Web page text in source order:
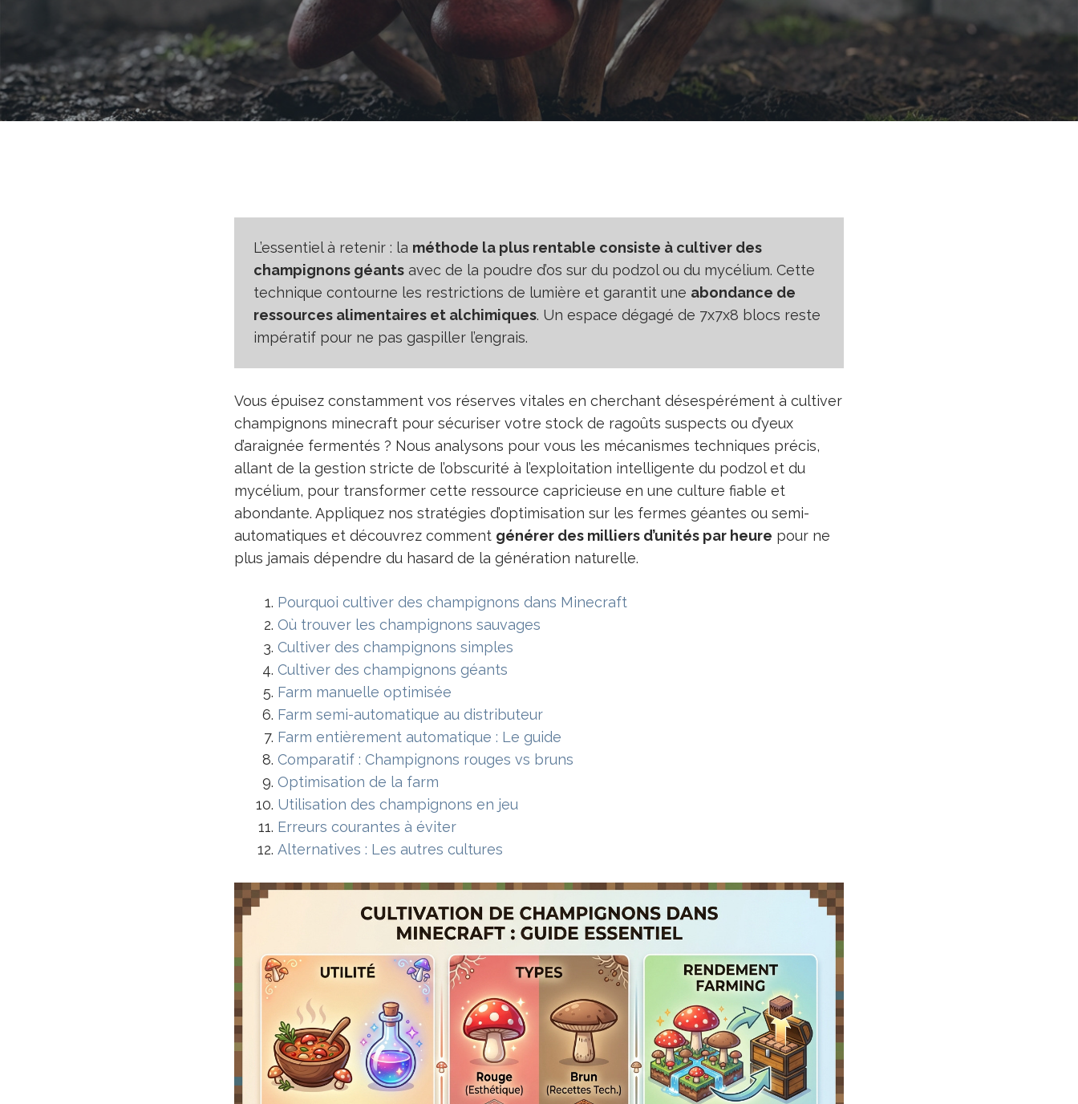
L’essentiel à retenir : la méthode la plus rentable consiste à cultiver des
champignons géants avec de la poudre d’os sur du podzol ou du mycélium. Cette
technique contourne les restrictions de lumière et garantit une abondance de
ressources alimentaires et alchimiques. Un espace dégagé de 7x7x8 blocs reste
impératif pour ne pas gaspiller l’engrais.
Vous épuisez constamment vos réserves vitales en cherchant désespérément à cultiver
champignons minecraft pour sécuriser votre stock de ragoûts suspects ou d’yeux
d’araignée fermentés ? Nous analysons pour vous les mécanismes techniques précis,
allant de la gestion stricte de l’obscurité à l’exploitation intelligente du podzol et du
mycélium, pour transformer cette ressource capricieuse en une culture fiable et
abondante. Appliquez nos stratégies d’optimisation sur les fermes géantes ou semi-
automatiques et découvrez comment générer des milliers d’unités par heure pour ne
plus jamais dépendre du hasard de la génération naturelle.
Pourquoi cultiver des champignons dans Minecraft
Où trouver les champignons sauvages
Cultiver des champignons simples
Cultiver des champignons géants
Farm manuelle optimisée
Farm semi-automatique au distributeur
Farm entièrement automatique : Le guide
Comparatif : Champignons rouges vs bruns
Optimisation de la farm
Utilisation des champignons en jeu
Erreurs courantes à éviter
Alternatives : Les autres cultures